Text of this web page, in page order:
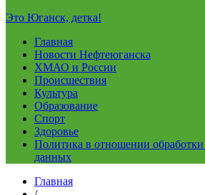
Это Юганск, детка!
Главная
Новости Нефтеюганска
ХМАО и России
Происшествия
Культура
Образование
Спорт
Здоровье
Политика в отношении
данных
Главная